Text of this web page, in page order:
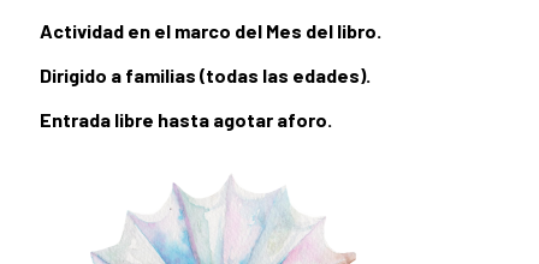
Actividad en el marco del Mes del libro.
Dirigido a familias (todas las edades).
Entrada libre hasta agotar aforo.